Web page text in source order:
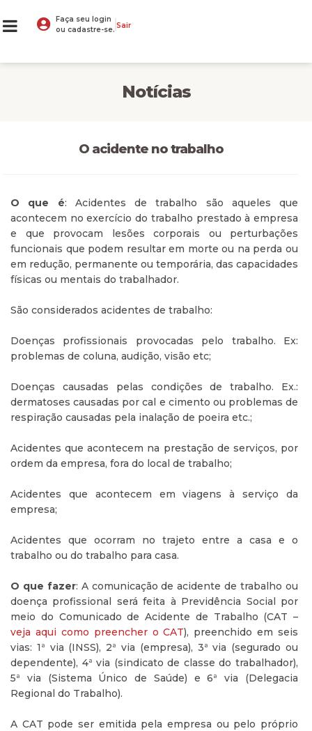
Faça seu login
ou cadastre-se. Sair
Notícias
O acidente no trabalho
O que é: Acidentes de trabalho são aqueles que
acontecem no exercício do trabalho prestado à empresa
e que provocam lesões corporais ou perturbações
funcionais que podem resultar em morte ou na perda ou
em redução, permanente ou temporária, das capacidades
físicas ou mentais do trabalhador.
São considerados acidentes de trabalho:
Doenças profissionais provocadas pelo trabalho. Ex:
problemas de coluna, audição, visão etc;
Doenças causadas pelas condições de trabalho. Ex.:
dermatoses causadas por cal e cimento ou problemas de
respiração causadas pela inalação de poeira etc.;
Acidentes que acontecem na prestação de serviços, por
ordem da empresa, fora do local de trabalho;
Acidentes que acontecem em viagens à serviço da
empresa;
Acidentes que ocorram no trajeto entre a casa e o
trabalho ou do trabalho para casa.
O que fazer: A comunicação de acidente de trabalho ou
doença profissional será feita à Previdência Social por
meio do Comunicado de Acidente de Trabalho (CAT –
veja aqui como preencher o CAT), preenchido em seis
vias: 1ª via (INSS), 2ª via (empresa), 3ª via (segurado ou
dependente), 4ª via (sindicato de classe do trabalhador),
5ª via (Sistema Único de Saúde) e 6ª via (Delegacia
Regional do Trabalho).
A CAT pode ser emitida pela empresa ou pelo próprio